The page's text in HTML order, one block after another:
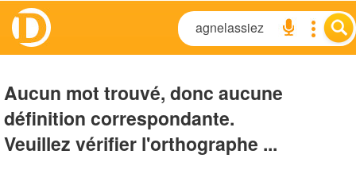
Aucun mot trouvé, donc aucune
définition correspondante.
Veuillez vérifier l'orthographe ...